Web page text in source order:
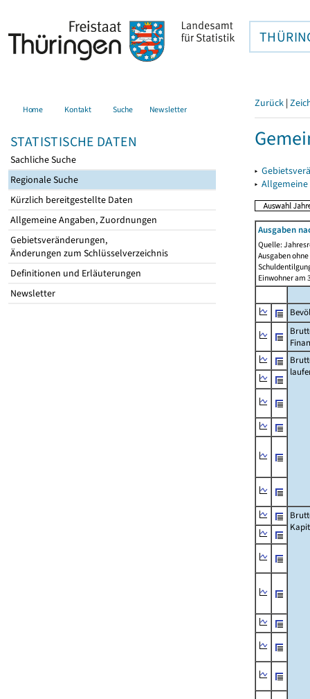
Home Kontakt Suche Newsletter
STATISTISCHE DATEN
Sachliche Suche
Regionale Suche
Kürzlich bereitgestellte Daten
Allgemeine Angaben, Zuordnungen
Gebietsveränderungen,
Änderungen zum Schlüsselverzeichnis
Definitionen und Erläuterungen
Newsletter
Zurück |
▸
▸
Ausgaben
Quelle:
Ausgaben
Einwohner am